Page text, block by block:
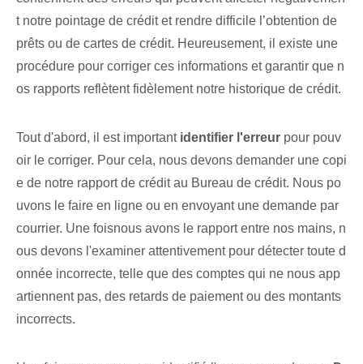
t notre pointage de crédit et rendre difficile l’obtention de
prêts ou de cartes de crédit. Heureusement, il existe une
procédure pour corriger ces informations et garantir que n
os rapports reflètent fidèlement notre historique de crédit.
Tout d'abord, il est important identifier l'erreur pour pouv
oir le corriger. Pour cela, nous devons demander une copi
e de notre rapport de crédit au Bureau de crédit. Nous po
uvons le faire en ligne ou en envoyant une demande par
courrier. ⁤Une fois⁤nous avons le rapport‌ entre nos mains, n
ous devons l'examiner attentivement⁤ pour détecter toute d
onnée incorrecte,‍ telle que des comptes qui ne nous app
artiennent pas, des retards de paiement ou des montants
incorrects.